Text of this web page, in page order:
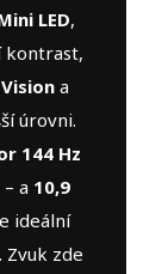
LED,
kontrast,
a
úrovni.
144 Hz
a 10,9
ideální
Zvuk zde